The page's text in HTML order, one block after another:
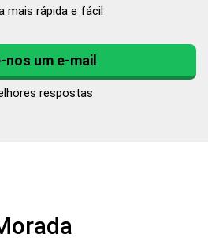
mais rápida e fácil
nos um e-mail
respostas